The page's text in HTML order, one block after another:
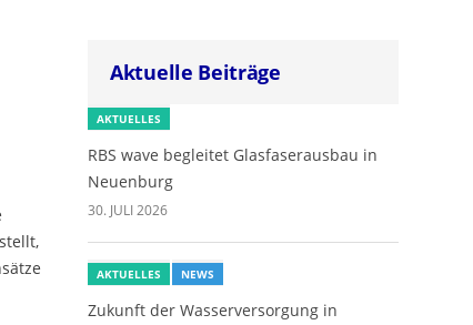
Aktuelle Beiträge
AKTUELLES
RBS wave begleitet Glasfaserausbau in
Neuenburg
30. JULI 2026
AKTUELLES NEWS
Zukunft der Wasserversorgung in